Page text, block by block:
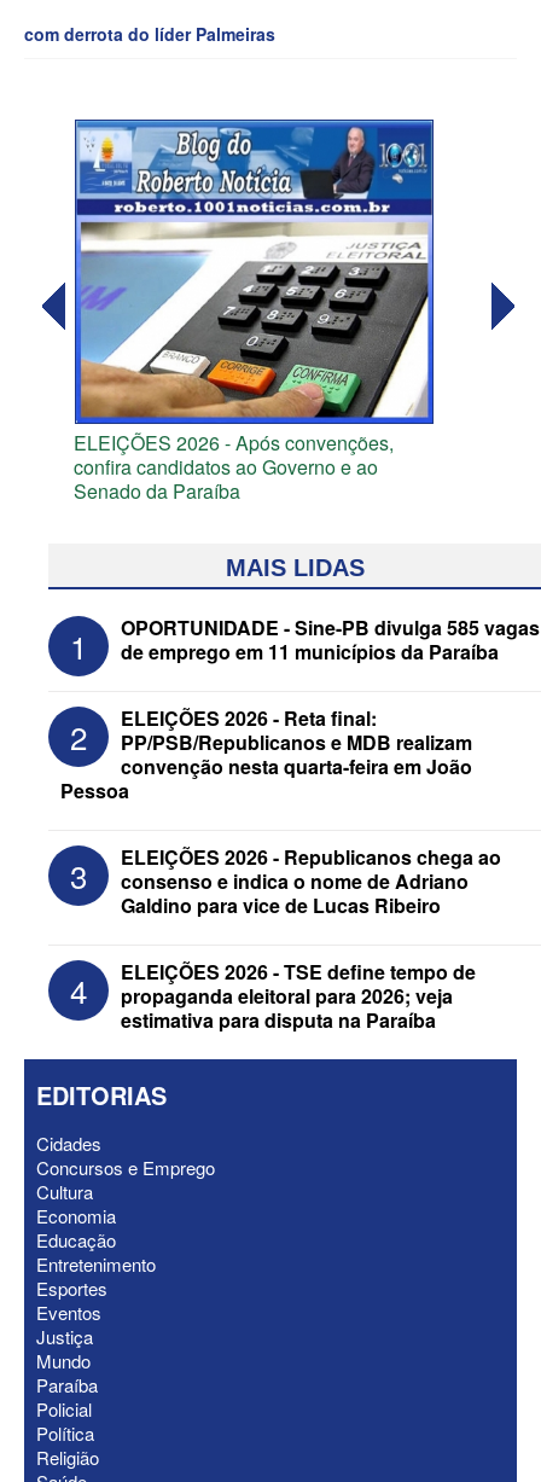
com derrota do líder Palmeiras
ELEIÇÕES 2026 - Após convenções,
confira candidatos ao Governo e ao
Senado da Paraíba
ELEIÇÕES 2026 - Senado: Novo
anuncia Zé Carneiro e Pastor Jader
Medeiros na suplência de Major Fábio
ELEIÇÕES 2026 - Nabor Vanderley
pede primeiro voto em João Azevêdo e
oficializa Daniella Ribeiro como
suplente
MAIS LIDAS
1
OPORTUNIDADE - Sine-PB divulga 585 vagas
de emprego em 11 municípios da Paraíba
2
ELEIÇÕES 2026 - Reta final:
PP/PSB/Republicanos e MDB realizam
convenção nesta quarta-feira em João
Pessoa
3
ELEIÇÕES 2026 - Republicanos chega ao
consenso e indica o nome de Adriano
Galdino para vice de Lucas Ribeiro
4
ELEIÇÕES 2026 - TSE define tempo de
propaganda eleitoral para 2026; veja
estimativa para disputa na Paraíba
EDITORIAS
Cidades
Concursos e Emprego
Cultura
Economia
Educação
Entretenimento
Esportes
Eventos
Justiça
Mundo
Paraíba
Policial
Política
Religião